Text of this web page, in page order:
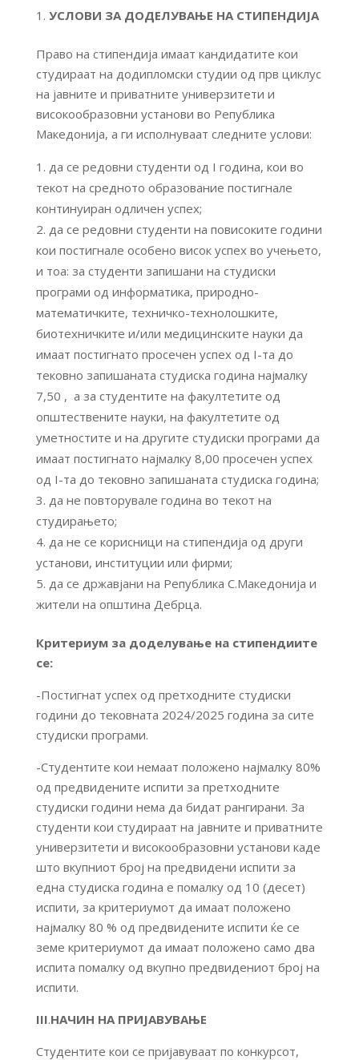
УСЛОВИ ЗА ДОДЕЛУВАЊЕ НА СТИПЕНДИЈА
Право на стипендија имаат кандидатите кои
студираат на додипломски студии од прв циклус
на јавните и приватните универзитети и
високообразовни установи во Република
Македонија, а ги исполнуваат следните услови:
да се редовни студенти од I година, кои во
текот на средното образование постигнале
континуиран одличен успех;
да се редовни студенти на повисоките години
кои постигнале особено висок успех во учењето,
и тоа: за студенти запишани на студиски
програми од информатика, природно-
математичките, техничко-технолошките,
биотехничките и/или медицинските науки да
имаат постигнато просечен успех од I-та до
тековно запишаната студиска година најмалку
7,50 , а за студентите на факултетите од
општествените науки, на факултетите од
уметностите и на другите студиски програми да
имаат постигнато најмалку 8,00 просечен успех
од I-та до тековно запишаната студиска година;
да не повторувале година во текот на
студирањето;
да не се корисници на стипендија од други
установи, институции или фирми;
да се државјани на Република С.Македонија и
жители на општина Дебрца.
Критериум за доделување на стипендиите
се:
-Постигнат успех од претходните студиски
години до тековната 2024/2025 година за сите
студиски програми.
-Студентите кои немаат положено најмалку 80%
од предвидените испити за претходните
студиски години нема да бидат рангирани. За
студенти кои студираат на јавните и приватните
универзитети и високообразовни установи каде
што вкупниот број на предвидени испити за
една студиска година е помалку од 10 (десет)
испити, за критериумот да имаат положено
најмалку 80 % од предвидените испити ќе се
земе критериумот да имаат положено само два
испита помалку од вкупно предвидениот број на
испити.
III.НАЧИН НА ПРИЈАВУВАЊЕ
Студентите кои се пријавуваат по конкурсот,